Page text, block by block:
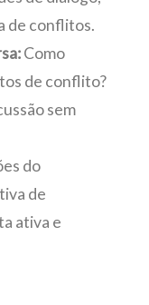
de conflitos.
Como
de conflito?
sem
do
de
ativa e